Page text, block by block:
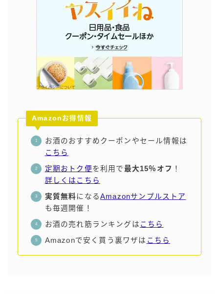
Amazonお得情報
お酒のおすすめクーポンやセール情報は
こちら
定期おトク便を利用で最大15％オフ ！
詳しくはこちら
実質無料になるAmazonサンプルストア
も毎週開催！
お酒の売れ筋ランキングは こちら
Amazonで安く買う裏ワザは こちら